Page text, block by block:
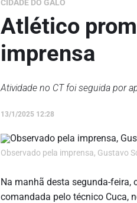
CIDADE DO GALO
Atlético
imprensa
Atividade no CT foi seguida por
13/1/2025 12:28
Observado pela imprensa, Gustavo
Na manhã desta segunda-
comandada pelo técnico Cuca,